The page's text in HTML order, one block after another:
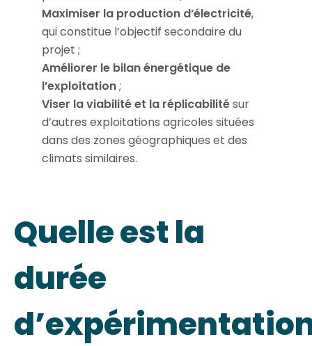
Maximiser la production d’électricité,
qui constitue l’objectif secondaire du
projet ;
Améliorer le bilan énergétique de
l’exploitation;
Viser la viabilité et la réplicabilitésur
d’autres exploitations agricoles situées
dans des zones géographiques et des
climats similaires.
Quelle est la
durée